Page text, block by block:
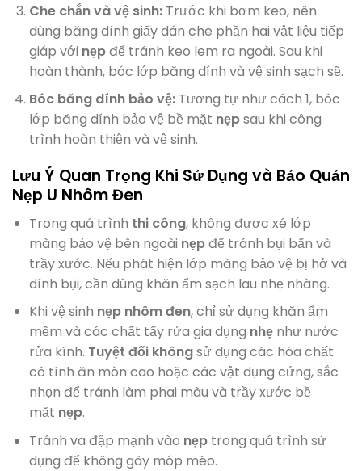
Che chắn và vệ sinh:Trước khi bơm keo, nên
dùng băng dính giấy dán che phần hai vật liệu tiếp
giáp với nẹpđể tránh keo lem ra ngoài. Sau khi
hoàn thành, bóc lớp băng dính và vệ sinh sạch sẽ.
Bóc băng dính bảo vệ:Tương tự như cách 1, bóc
lớp băng dính bảo vệ bề mặt nẹpsau khi công
trình hoàn thiện và vệ sinh.
Lưu Ý Quan Trọng Khi Sử Dụng và Bảo Quản
Nẹp U Nhôm Đen
Trong quá trình thi công, không được xé lớp
màng bảo vệ bên ngoài nẹpđể tránh bụi bẩn và
trầy xước. Nếu phát hiện lớp màng bảo vệ bị hở và
dính bụi, cần dùng khăn ẩm sạch lau nhẹ nhàng.
Khi vệ sinh nẹp nhôm đen, chỉ sử dụng khăn ẩm
mềm và các chất tẩy rửa gia dụng nhẹnhư nước
rửa kính. Tuyệt đối khôngsử dụng các hóa chất
có tính ăn mòn cao hoặc các vật dụng cứng, sắc
nhọn để tránh làm phai màu và trầy xước bề
mặt nẹp.
Tránh va đập mạnh vào nẹptrong quá trình sử
dụng để không gây móp méo.